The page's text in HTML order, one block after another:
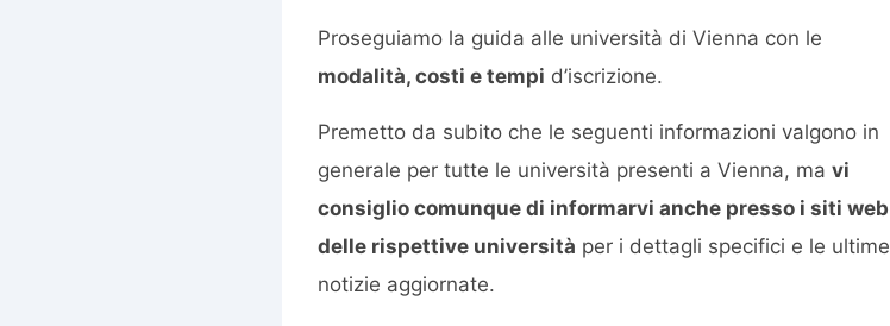
Proseguiamo la guida alle università di Vienna con le
modalità, costi e tempi d’iscrizione.
Premetto da subito che le seguenti informazioni valgono in
generale per tutte le università presenti a Vienna, ma vi
consiglio comunque di informarvi anche presso i siti web
delle rispettive università per i dettagli specifici e le ultime
notizie aggiornate.